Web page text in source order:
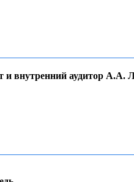
и внутренний аудитор А.А.